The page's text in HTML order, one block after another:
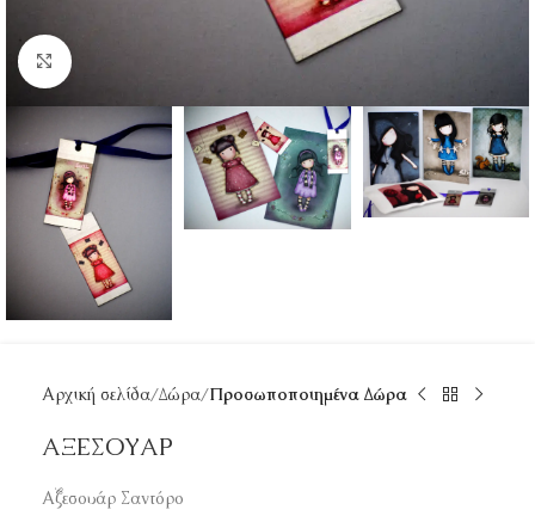
Κάντε κλικ για μεγέθυνση
Αρχική σελίδα Δώρα Προσωποποιημένα Δώρα
ΑΞΕΣΟΥΑΡ
Αξεσουάρ Σαντόρο